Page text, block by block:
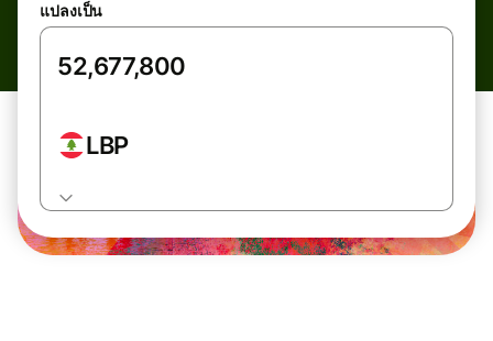
แปลงเป็น
LBP